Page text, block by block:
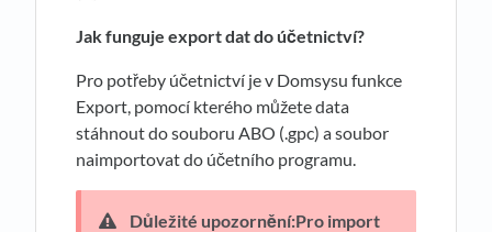
Jak funguje export dat do účetnictví?
Pro potřeby účetnictví je v Domsysu funkce
Export, pomocí kterého můžete data
stáhnout do souboru ABO (.gpc) a soubor
naimportovat do účetního programu.
Důležité upozornění:Pro import